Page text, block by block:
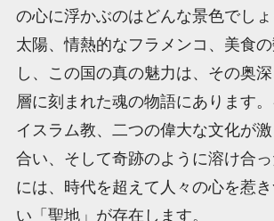
の心に浮かぶのはどんな景色でし
太陽、情熱的なフラメンコ、美食
し、この国の真の魅力は、その奥
層に刻まれた魂の物語にあります
イスラム教、二つの偉大な文化が
合い、そして奇跡のように溶け合
には、時代を超えて人々の心を惹
い「聖地」が存在します。